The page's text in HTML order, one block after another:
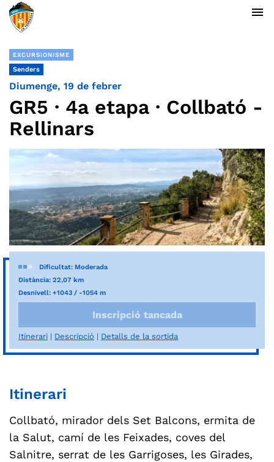
menu
EXCURSIONISME
Senders
Diumenge, 19 de febrer
GR5 · 4a etapa · Collbató -
Rellinars
Dificultat: Moderada
Distància: 22,07 km
Desnivell: +1043 / -1054 m
Inscripció tancada
Itinerari Descripció Detalls de la sortida
Itinerari
Collbató, mirador dels Set Balcons, ermita de
la Salut, camí de les Feixades, coves del
Salnitre, serrat de les Garrigoses, les Girades,